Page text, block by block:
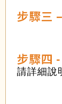
步驟三
步驟四
請詳細說